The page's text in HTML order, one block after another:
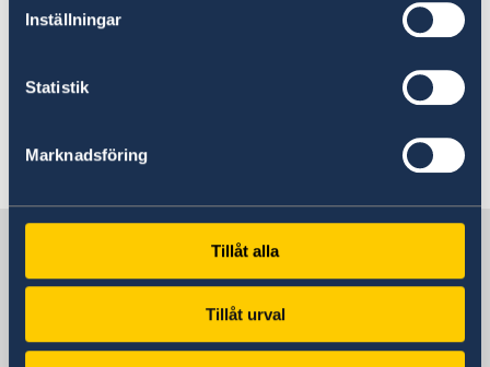
Inställningar
Statistik
Marknadsföring
Tillåt alla
Tillåt urval
Impactul războiului asupra
Republicii Moldova în vizorul vizitei
la Chișinău a secretarei de stat a
Suedia în Moldova, Chișinău